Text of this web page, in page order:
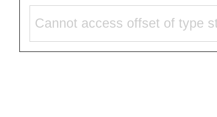
Cannot access offset of type